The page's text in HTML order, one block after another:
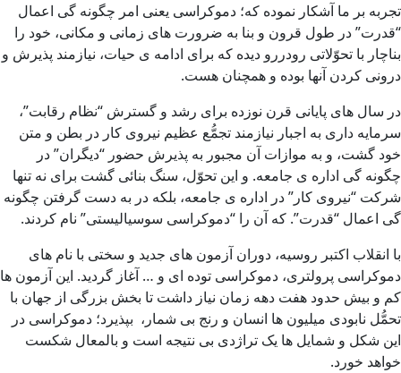
تجربه بر ما آشکار نموده که؛ دموکراسی یعنی امر چگونه گی اعمال
“قدرت” در طول قرون و بنا به ضرورت های زمانی و مکانی، خود را
بناچار با تحوّلاتی رودررو دیده که برای ادامه ی حیات، نیازمند پذیرش و
درونی کردن آنها بوده و همچنان هست.
در سال های پایانی قرن نوزده برای رشد و گسترش “نظام رقابت”،
سرمایه داری به اجبار نیازمند تجمُّع عظیم نیروی کار در بطن و متن
خود گشت، و به موازات آن مجبور به پذیرش حضور “دیگران” در
چگونه گی اداره ی جامعه. و این تحوّل، سنگ بنائی گشت برای نه تنها
شرکت “نیروی کار” در اداره ی جامعه، بلکه در به دست گرفتن چگونه
گی اعمال “قدرت”. که آن را “دموکراسی سوسیالیستی” نام کردند.
با انقلاب اکتبر روسیه، دوران آزمون های جدید و سختی با نام های
دموکراسی پرولتری، دموکراسی توده ای و … آغاز گردید. این آزمون ها
کم و بیش حدود هفت دهه زمان نیاز داشت تا بخش بزرگی از جهان با
تحمُّل نابودی میلیون ها انسان و رنج بی شمار، بپذیرد؛ دموکراسی در
این شکل و شمایل ها یک تراژدی بی نتیجه است و بالمعال شکست
خواهد خورد.